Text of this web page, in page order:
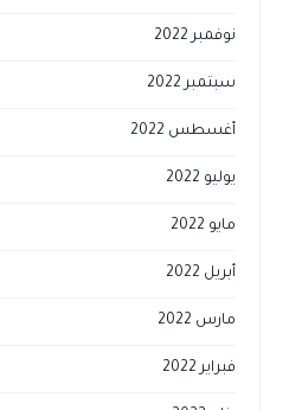
نوفمبر 2022
سبتمبر 2022
أغسطس 2022
يوليو 2022
مايو 2022
أبريل 2022
مارس 2022
فبراير 2022